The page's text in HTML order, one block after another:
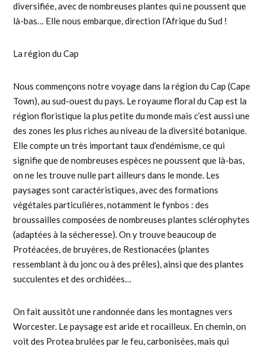
diversifiée, avec de nombreuses plantes qui ne poussent que
là-bas… Elle nous embarque, direction l’Afrique du Sud !
La région du Cap
Nous commençons notre voyage dans la région du Cap (Cape
Town), au sud-ouest du pays. Le royaume floral du Cap est la
région floristique la plus petite du monde mais c’est aussi une
des zones les plus riches au niveau de la diversité botanique.
Elle compte un très important taux d’endémisme, ce qui
signifie que de nombreuses espèces ne poussent que là-bas,
on ne les trouve nulle part ailleurs dans le monde. Les
paysages sont caractéristiques, avec des formations
végétales particulières, notamment le fynbos : des
broussailles composées de nombreuses plantes sclérophytes
(adaptées à la sécheresse). On y trouve beaucoup de
Protéacées, de bruyères, de Restionacées (plantes
ressemblant à du jonc ou à des prêles), ainsi que des plantes
succulentes et des orchidées…
On fait aussitôt une randonnée dans les montagnes vers
Worcester. Le paysage est aride et rocailleux. En chemin, on
voit des Protea brulées par le feu, carbonisées, mais qui